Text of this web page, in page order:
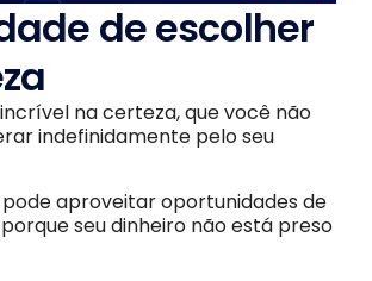
de escolher
na certeza, que você não
indefinidamente pelo seu
pode aproveitar oportunidades de
seu dinheiro não está preso